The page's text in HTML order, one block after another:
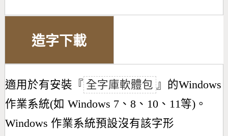
造字下載
適用於有安裝『 全字庫軟體包 』的Windows
作業系統(如 Windows 7、8、10、11等)。
Windows 作業系統預設沒有該字形